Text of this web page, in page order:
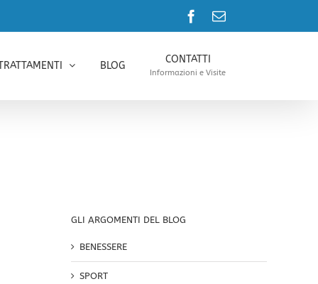
Facebook
Email
BLOG
CONTATTI
Informazioni e Visite
GLI ARGOMENTI DEL BLOG
BENESSERE
SPORT